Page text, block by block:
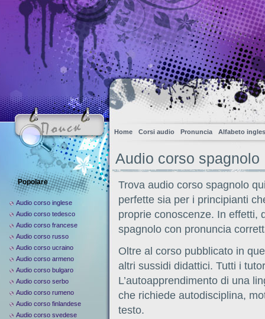
Home Corsi audio Pronuncia Alfabeto
Audio corso spagnolo
Trova audio corso spagnolo
perfette sia per i principianti
proprie conoscenze. In effetti,
spagnolo con pronuncia
Oltre al corso pubblicato in
altri sussidi didattici. Tutti i
L’autoapprendimento di una
che richiede autodisciplina,
testo.
Popolare
Audio corso inglese
Audio corso tedesco
Audio corso francese
Audio corso russo
Audio corso ucraino
Audio corso armeno
Audio corso bulgaro
Audio corso serbo
Audio corso rumeno
Audio corso finlandese
Audio corso svedese